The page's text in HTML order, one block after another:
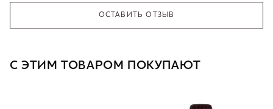
ОСТАВИТЬ ОТЗЫВ
С ЭТИМ ТОВАРОМ ПОКУПАЮТ